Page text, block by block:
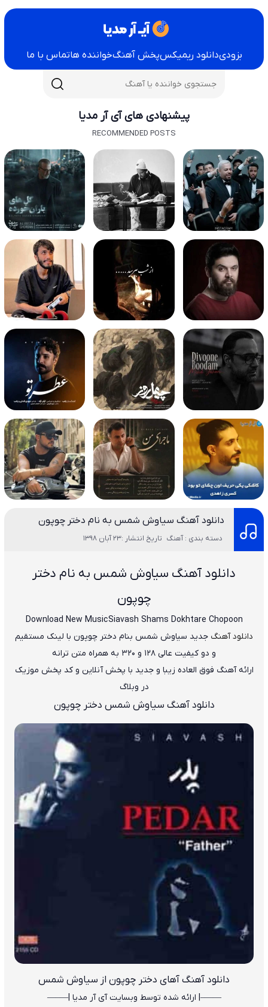
بزودیدانلود ریمیکسپخش آهنگخواننده هاتماس با ما
پیشنهادی های آی آر مدیا
RECOMMENDED POSTS
دانلود آهنگ سیاوش شمس به نام دختر چوپون
دسته بندی : آهنگ تاریخ انتشار :23 آبان 1398
دانلود آهنگ سیاوش شمس به نام دختر
چوپون
Download New MusicSiavash Shams Dokhtare Chopoon
دانلود آهنگ جدید سیاوش شمس بنام دختر چوپون با لینک مستقیم
و دو کیفیت عالی ۱۲۸ و ۳۲۰ به همراه متن ترانه
ارائه آهنگ فوق العاده زیبا و جدید با پخش آنلاین و کد پخش موزیک
در وبلاگ
دانلود آهنگ سیاوش شمس دختر چوپون
دانلود آهنگ آهای دختر چوپون از سیاوش شمس
——–| ارائه شده توسط وبسایت آی آر مدیا |—–—